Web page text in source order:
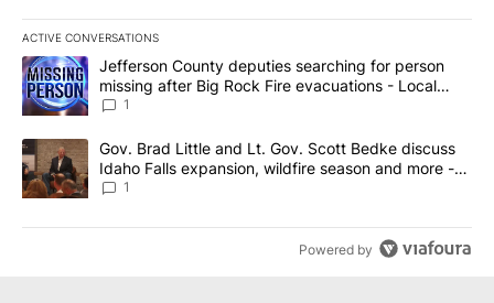
ACTIVE CONVERSATIONS
The following is a list of the most commented articles in the last
A trending article titled "Jefferson County deputies searching
Jefferson County deputies searching for person
missing after Big Rock Fire evacuations - Local
News 8
1
A trending article titled "Gov. Brad Little and Lt. Gov. Scott
Gov. Brad Little and Lt. Gov. Scott Bedke discuss
Idaho Falls expansion, wildfire season and more -
Local News 8
1
Powered by